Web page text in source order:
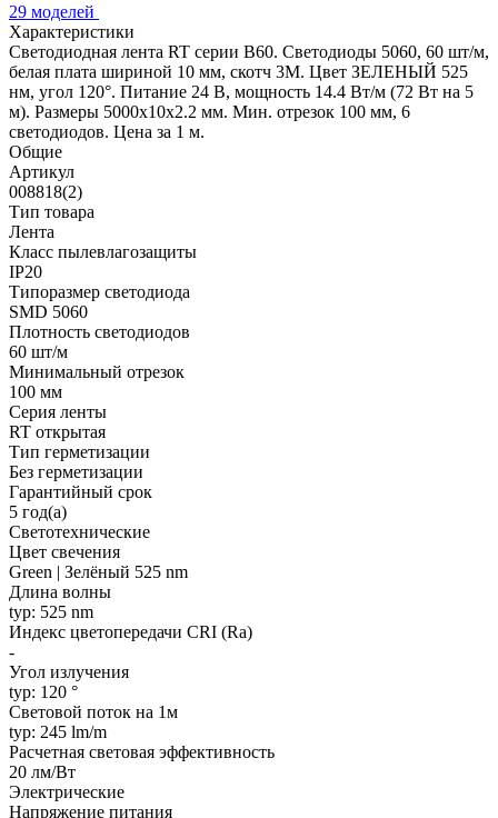
29 моделей
Характеристики
Светодиодная лента RT серии B60. Светодиоды 5060, 60 шт/м,
белая плата шириной 10 мм, скотч 3M. Цвет ЗЕЛЕНЫЙ 525
нм, угол 120°. Питание 24 В, мощность 14.4 Вт/м (72 Вт на 5
м). Размеры 5000x10x2.2 мм. Мин. отрезок 100 мм, 6
светодиодов. Цена за 1 м.
Общие
Артикул
008818(2)
Тип товара
Лента
Класс пылевлагозащиты
IP20
Типоразмер светодиода
SMD 5060
Плотность светодиодов
60 шт/м
Минимальный отрезок
100 мм
Серия ленты
RT открытая
Тип герметизации
Без герметизации
Гарантийный срок
5 год(а)
Светотехнические
Цвет свечения
Green | Зелёный 525 nm
Длина волны
typ: 525 nm
Индекс цветопередачи CRI (Ra)
-
Угол излучения
typ: 120 °
Световой поток на 1м
typ: 245 lm/m
Расчетная световая эффективность
20 лм/Вт
Электрические
Напряжение питания